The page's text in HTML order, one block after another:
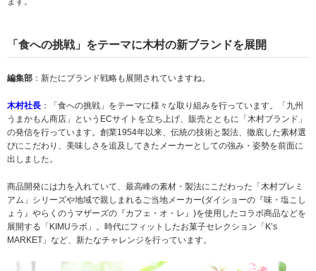
「食への挑戦」をテーマに木村の新ブランドを展開
編集部 ：新たにブランド戦略も展開されていますね。
木村社長 ：「食への挑戦」をテーマに様々な取り組みを行っています。「九州
うまかもん商店」というECサイトを立ち上げ、販売とともに「木村ブランド」
の発信を行っています。創業1954年以来、伝統の技術と製法、徹底した素材選
びにこだわり、美味しさを追及してきたメーカーとしての強み・姿勢を前面に
出しました。
商品開発には力を入れていて、最高峰の素材・製法にこだわった「木村プレミ
アム」シリーズや地域で親しまれるご当地メーカー(ダイショーの『味・塩こし
ょう』やらくのうマザーズの『カフェ・オ・レ』)を使用したコラボ商品などを
展開する「KIMUラボ」。時代にフィットしたお菓子セレクション「K’s
MARKET」など、新たなチャレンジを行っています。